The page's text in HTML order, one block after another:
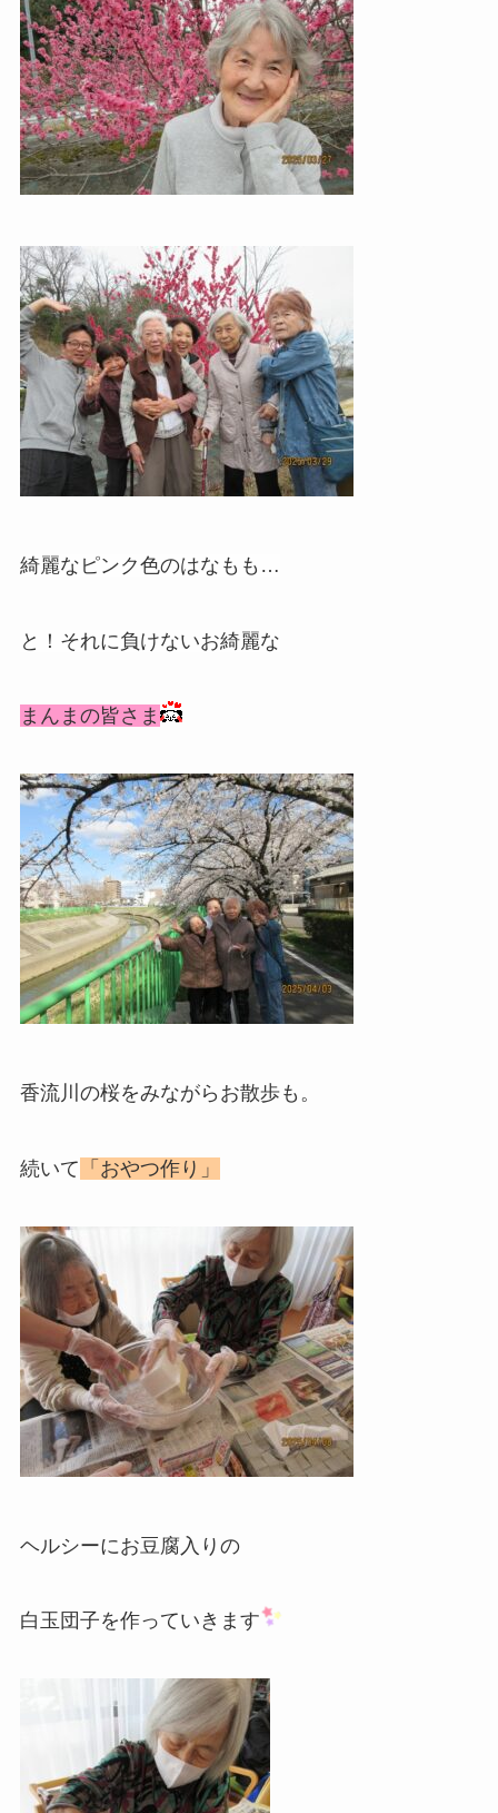
綺麗なピンク色のはなもも…
と！それに負けないお綺麗な
まんまの皆さま
香流川の桜をみながらお散歩も。
続いて 「おやつ作り」
ヘルシーにお豆腐入りの
白玉団子を作っていきます